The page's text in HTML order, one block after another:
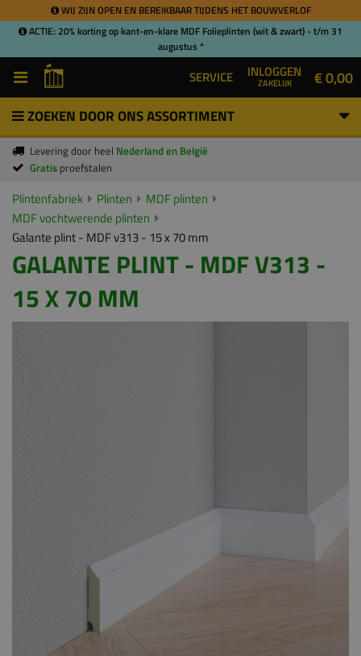
WIJ ZIJN OPEN EN BEREIKBAAR TIJDENS HET BOUWVERLOF
ACTIE: 20% korting op kant-en-klare MDF Folieplinten (wit & zwart) - t/m 31
augustus *
SERVICE INLOGGEN
ZAKELIJK € 0,00
ZOEKEN DOOR ONS ASSORTIMENT
Levering door heel Nederland en België
Gratis proefstalen
Plintenfabriek Plinten
MDF plinten
MDF vochtwerende plinten
Galante plint - MDF v313 - 15 x 70 mm
GALANTE PLINT - MDF V313 -
15 X 70 MM